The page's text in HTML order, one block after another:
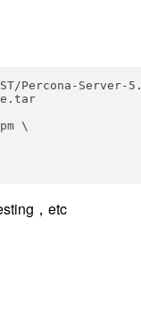
Percona-
\
，etc